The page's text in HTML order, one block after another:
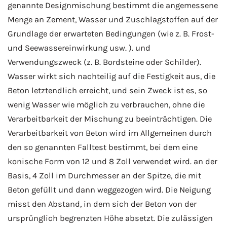
genannte Designmischung bestimmt die angemessene
Menge an Zement, Wasser und Zuschlagstoffen auf der
Grundlage der erwarteten Bedingungen (wie z. B. Frost-
und Seewassereinwirkung usw. ). und
Verwendungszweck (z. B. Bordsteine oder Schilder).
Wasser wirkt sich nachteilig auf die Festigkeit aus, die
Beton letztendlich erreicht, und sein Zweck ist es, so
wenig Wasser wie möglich zu verbrauchen, ohne die
Verarbeitbarkeit der Mischung zu beeinträchtigen. Die
Verarbeitbarkeit von Beton wird im Allgemeinen durch
den so genannten Falltest bestimmt, bei dem eine
konische Form von 12 und 8 Zoll verwendet wird. an der
Basis, 4 Zoll im Durchmesser an der Spitze, die mit
Beton gefüllt und dann weggezogen wird. Die Neigung
misst den Abstand, in dem sich der Beton von der
ursprünglich begrenzten Höhe absetzt. Die zulässigen